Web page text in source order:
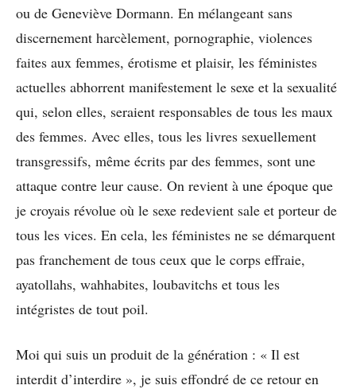
ou de Geneviève Dormann. En mélangeant sans
discernement harcèlement, pornographie, violences
faites aux femmes, érotisme et plaisir, les féministes
actuelles abhorrent manifestement le sexe et la sexualité
qui, selon elles, seraient responsables de tous les maux
des femmes. Avec elles, tous les livres sexuellement
transgressifs, même écrits par des femmes, sont une
attaque contre leur cause. On revient à une époque que
je croyais révolue où le sexe redevient sale et porteur de
tous les vices. En cela, les féministes ne se démarquent
pas franchement de tous ceux que le corps effraie,
ayatollahs, wahhabites, loubavitchs et tous les
intégristes de tout poil.
Moi qui suis un produit de la génération : « Il est
interdit d’interdire », je suis effondré de ce retour en